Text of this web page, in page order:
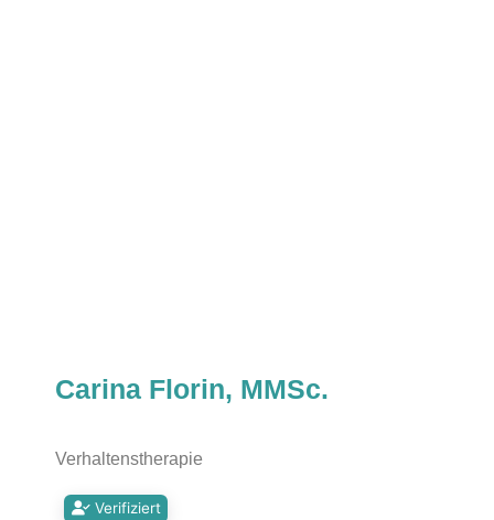
Carina Florin, MMSc.
Verhaltenstherapie
Verifiziert